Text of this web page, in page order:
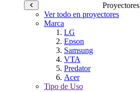
Proyectores
Ver todo en proyectores
Marca
LG
Epson
Samsung
VTA
Predator
Acer
Tipo de Uso